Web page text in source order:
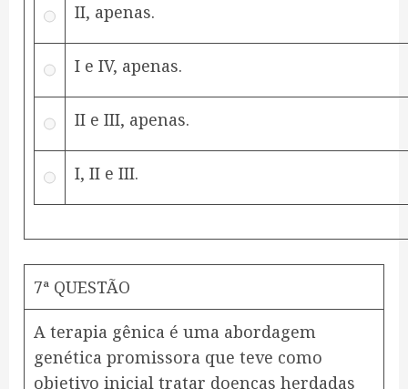
II, apenas.
I e IV, apenas.
II e III, apenas.
I, II e III.
7ª QUESTÃO
A terapia gênica é uma abordagem
genética promissora que teve como
objetivo inicial tratar doenças herdadas